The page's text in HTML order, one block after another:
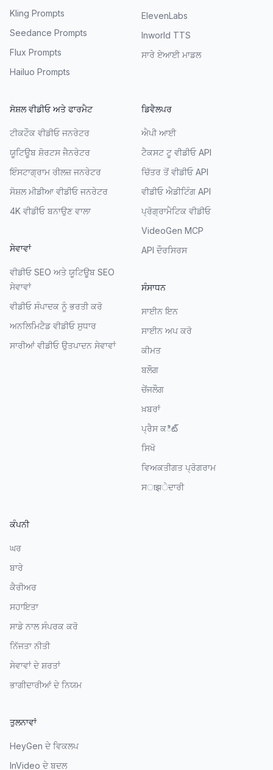
Kling Prompts
Seedance Prompts
Flux Prompts
Hailuo Prompts
ElevenLabs
Inworld TTS
ਸਾਰੇ ਏਆਈ ਮਾਡਲ
ਸੋਸ਼ਲ ਵੀਡੀਓ ਅਤੇ ਫਾਰਮੈਟ
ਟੀਕਟੌਕ ਵੀਡੀਓ ਜਨਰੇਟਰ
ਯੂਟਿਊਬ ਸ਼ੋਰਟਸ ਜੈਨਰੇਟਰ
ਇੰਸਟਾਗ੍ਰਾਮ ਰੀਲਜ਼ ਜਨਰੇਟਰ
ਸੋਸ਼ਲ ਮੀਡੀਆ ਵੀਡੀਓ ਜਨਰੇਟਰ
4K ਵੀਡੀਓ ਬਨਾਉਣ ਵਾਲਾ
ਸੇਵਾਵਾਂ
ਵੀਡੀਓ SEO ਅਤੇ ਯੂਟਿਊਬ SEO
ਸੇਵਾਵਾਂ
ਵੀਡੀਓ ਸੰਪਾਦਕ ਨੂੰ ਭਰਤੀ ਕਰੋ
ਅਨਲਿਮਿਟੈਡ ਵੀਡੀਓ ਸੁਧਾਰ
ਸਾਰੀਆਂ ਵੀਡੀਓ ਉਤਪਾਦਨ ਸੇਵਾਵਾਂ
ਡਿਵੈਲਪਰ
ਐਪੀ ਆਈ
ਟੈਕਸਟ ਟੂ ਵੀਡੀਓ API
ਚਿੱਤਰ ਤੋਂ ਵੀਡੀਓ API
ਵੀਡੀਓ ਐਡੀਟਿੰਗ API
ਪ੍ਰੋਗ੍ਰਾਮੈਟਿਕ ਵੀਡੀਓ
VideoGen MCP
API ਦੌਰਸਿਰਸ
ਸੰਸਾਧਨ
ਸਾਈਨ ਇਨ
ਸਾਈਨ ਅਪ ਕਰੋ
ਕੀਮਤ
ਬਲੌਗ
ਚੇਂਜਲੌਗ
ਖ਼ਬਰਾਂ
ਪ੍ਰੈਸ ਕిట్
ਸਿਖੋ
ਵਿਅਕਤੀਗਤ ਪ੍ਰੋਗਰਾਮ
ਸाझੇਦਾਰੀ
ਕੰਪਨੀ
ਘਰ
ਬਾਰੇ
ਕੈਰੀਅਰ
ਸਹਾਇਤਾ
ਸਾਡੇ ਨਾਲ ਸੰਪਰਕ ਕਰੋ
ਨਿੱਜਤਾ ਨੀਤੀ
ਸੇਵਾਵਾਂ ਦੇ ਸ਼ਰਤਾਂ
ਭਾਗੀਦਾਰੀਆਂ ਦੇ ਨਿਯਮ
ਤੁਲਨਾਵਾਂ
HeyGen ਦੇ ਵਿਕਲਪ
InVideo ਦੇ ਬਦਲ